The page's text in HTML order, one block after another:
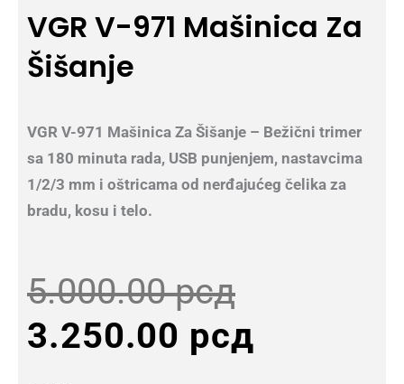
VGR V-971 Mašinica Za
Šišanje
VGR V-971 Mašinica Za Šišanje – Bežični trimer
sa 180 minuta rada, USB punjenjem, nastavcima
1/2/3 mm i oštricama od nerđajućeg čelika za
bradu, kosu i telo.
5.000.00рсдOriginal
price
3.250.00 рсдprice